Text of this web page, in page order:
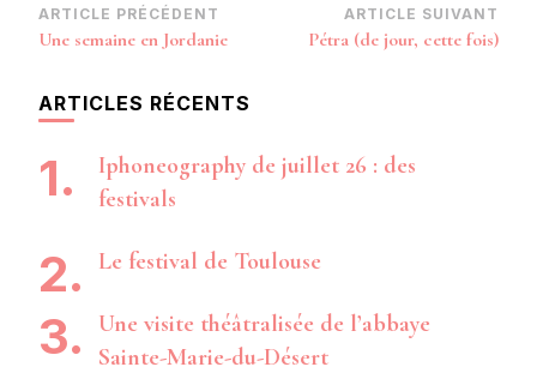
Navigation
d’article
ARTICLE PRÉCÉDENT
Une semaine en Jordanie
ARTICLE SUIVANT
Pétra (de jour, cette fois)
ARTICLES RÉCENTS
Iphoneography de juillet 26 : des
festivals
Le festival de Toulouse
Une visite théâtralisée de l’abbaye
Sainte-Marie-du-Désert